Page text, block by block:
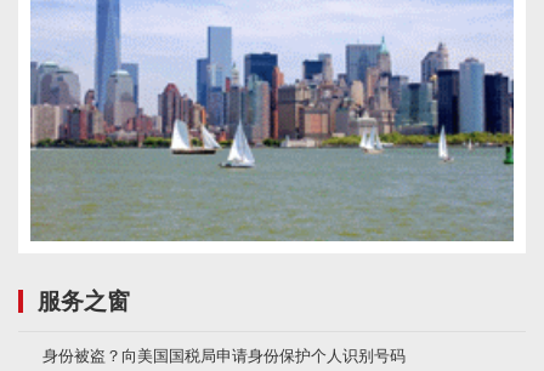
服务之窗
身份被盗？向美国国税局申请身份保护个人识别号码